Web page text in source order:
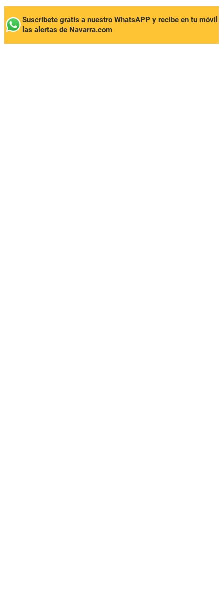
Suscríbete gratis a nuestro WhatsAPP y recibe en tu móvil
las alertas de Navarra.com